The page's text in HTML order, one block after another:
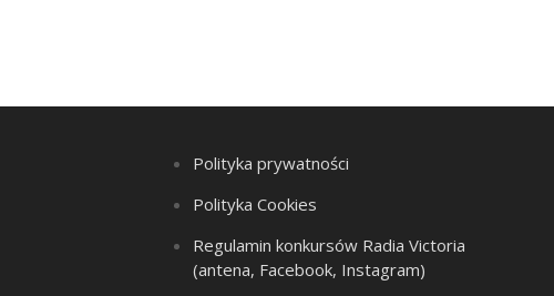
Polityka prywatności
Polityka Cookies
Regulamin konkursów Radia Victoria
(antena, Facebook, Instagram)